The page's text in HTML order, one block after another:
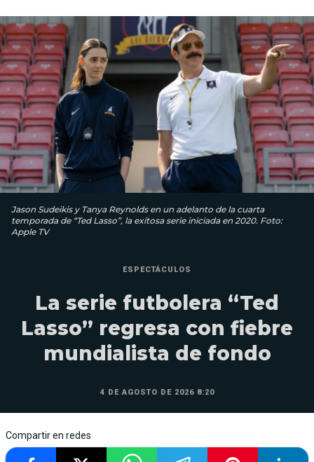
Jason Sudeikis y Tanya Reynolds en un adelanto de la cuarta
temporada de “Ted Lasso”, la exitosa serie iniciada en 2020. Foto:
Apple TV
ESPECTÁCULOS
La serie futbolera “Ted
Lasso” regresa con fiebre
mundialista de fondo
4 DE AGOSTO DE 2026 8:20
Compartir en redes